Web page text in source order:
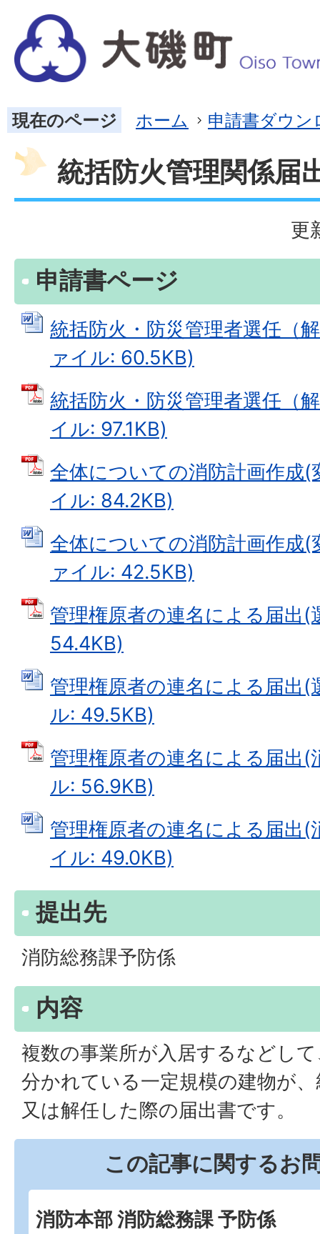
現在のページ ホーム 申請書ダウン
統括防火管理関係届
更
申請書ページ
統括防火・防災管理者選任（
ァイル: 60.5KB)
統括防火・防災管理者選任（
イル: 97.1KB)
全体についての消防計画作成(
イル: 84.2KB)
全体についての消防計画作成
ァイル: 42.5KB)
管理権原者の連名による届出
54.4KB)
管理権原者の連名による届出
ル: 49.5KB)
管理権原者の連名による届出
ル: 56.9KB)
管理権原者の連名による届出
イル: 49.0KB)
提出先
消防総務課予防係
内容
複数の事業所が入居するなどし
分かれている一定規模の建物が
又は解任した際の届出書です。
この記事に関するお
消防本部 消防総務課 予防係